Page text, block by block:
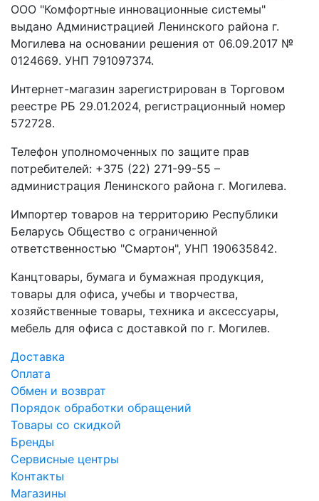
ООО "Комфортные инновационные системы"
выдано Администрацией Ленинского района г.
Могилева на основании решения от 06.09.2017 №
0124669. УНП 791097374.
Интернет-магазин зарегистрирован в Торговом
реестре РБ 29.01.2024, регистрационный номер
572728.
Телефон уполномоченных по защите прав
потребителей: +375 (22) 271-99-55 –
администрация Ленинского района г. Могилева.
Импортер товаров на территорию Республики
Беларусь Общество с ограниченной
ответственностью "Смартон", УНП 190635842.
Канцтовары, бумага и бумажная продукция,
товары для офиса, учебы и творчества,
хозяйственные товары, техника и аксессуары,
мебель для офиса с доставкой по г. Могилев.
Доставка
Оплата
Обмен и возврат
Порядок обработки обращений
Товары со скидкой
Бренды
Сервисные центры
Контакты
Магазины